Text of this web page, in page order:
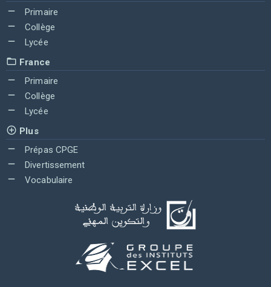
Primaire
Collège
Lycée
France
Primaire
Collège
Lycée
Plus
Prépas CPGE
Divertissement
Vocabulaire